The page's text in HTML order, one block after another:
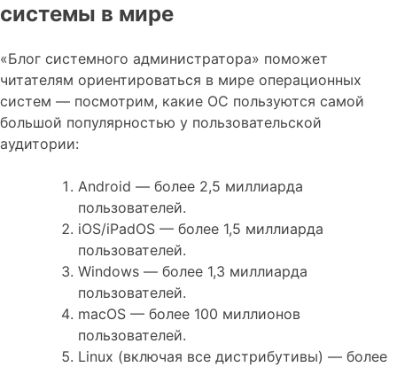
системы в мире
«Блог системного администратора» поможет
читателям ориентироваться в мире операционных
систем — посмотрим, какие ОС пользуются самой
большой популярностью у пользовательской
аудитории:
Android — более 2,5 миллиарда
пользователей.
iOS/iPadOS — более 1,5 миллиарда
пользователей.
Windows — более 1,3 миллиарда
пользователей.
macOS — более 100 миллионов
пользователей.
Linux (включая все дистрибутивы) — более